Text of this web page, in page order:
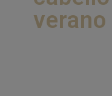
verano